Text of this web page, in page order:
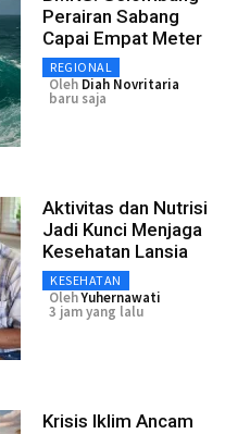
Perairan Sabang
Capai Empat Meter
REGIONAL
Oleh Diah Novritaria
baru saja
Aktivitas dan Nutrisi
Jadi Kunci Menjaga
Kesehatan Lansia
KESEHATAN
OlehYuhernawati
3 jam yang lalu
Krisis Iklim Ancam